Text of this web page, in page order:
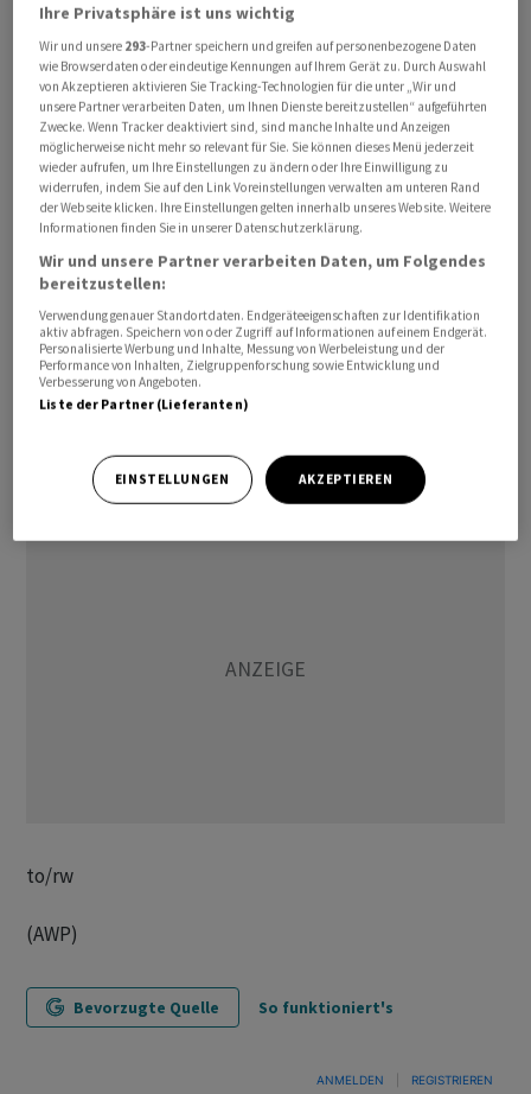
sicherstellen.
Diego Aponte ist bereits Präsident des operativen
Topmanagements im Konzern. Seine Schwester Alexa
Aponte ist Finanzchefin. Beide sind italienische
Staatsbürger, aber in der Schweiz aufgewachsen und
auch hierzulande wohnhaft, wie das Unternehmen
mitteilte. Gründer Gianluigi Aponte bleibt weiterhin als
Verwaltungsratspräsident für MSC tätig.
Das 1970 gegründete Familienunternehmen mit Sitz in
Genf zählt zu den weltweit grössten
Containerreedereien. Es betreibt eine Flotte von rund
1000 Schiffen auf rund 300 Routen weltweit, läuft dabei
Millionen Standardcontainer.
to/rw
(AWP)
Bevorzugte Quelle So funktioniert's
ANMELDEN REGISTRIEREN
Ihre Privatsphäre ist uns wichtig
Wir und unsere 293-Partner speichern und greifen auf personenbezogene Daten
wie Browserdaten oder eindeutige Kennungen auf Ihrem Gerät zu. Durch Auswahl
von Akzeptieren aktivieren Sie Tracking-Technologien für die unter „Wir und
unsere Partner verarbeiten Daten, um Ihnen Dienste bereitzustellen“ aufgeführten
Zwecke. Wenn Tracker deaktiviert sind, sind manche Inhalte und Anzeigen
möglicherweise nicht mehr so relevant für Sie. Sie können dieses Menü jederzeit
wieder aufrufen, um Ihre Einstellungen zu ändern oder Ihre Einwilligung zu
widerrufen, indem Sie auf den Link Voreinstellungen verwalten am unteren Rand
der Webseite klicken. Ihre Einstellungen gelten innerhalb unseres Website. Weitere
Informationen finden Sie in unserer Datenschutzerklärung.
Wir und unsere Partner verarbeiten Daten, um Folgendes
bereitzustellen:
Verwendung genauer Standortdaten. Endgeräteeigenschaften zur Identifikation
aktiv abfragen. Speichern von oder Zugriff auf Informationen auf einem Endgerät.
Personalisierte Werbung und Inhalte, Messung von Werbeleistung und der
Performance von Inhalten, Zielgruppenforschung sowie Entwicklung und
Verbesserung von Angeboten.
Liste der Partner (Lieferanten)
EINSTELLUNGEN AKZEPTIEREN